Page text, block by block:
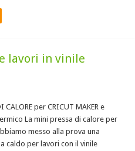
e lavori in vinile
CALORE per CRICUT MAKER e
La mini pressa di calore per
messo alla prova una
caldo per lavori con il vinile